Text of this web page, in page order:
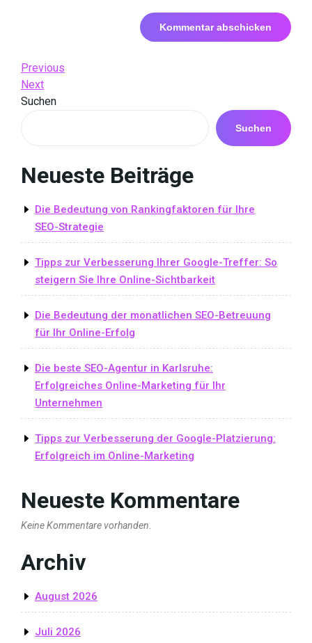
Beitrags-
Navigation
Previous
Post
Previous
Next
Post
Next
Suchen
Suchen
Neueste Beiträge
Die Bedeutung von Rankingfaktoren für Ihre
SEO-Strategie
Tipps zur Verbesserung Ihrer Google-Treffer: So
steigern Sie Ihre Online-Sichtbarkeit
Die Bedeutung der monatlichen SEO-Betreuung
für Ihr Online-Erfolg
Die beste SEO-Agentur in Karlsruhe:
Erfolgreiches Online-Marketing für Ihr
Unternehmen
Tipps zur Verbesserung der Google-Platzierung:
Erfolgreich im Online-Marketing
Neueste Kommentare
Keine Kommentare vorhanden.
Archiv
August 2026
Juli 2026